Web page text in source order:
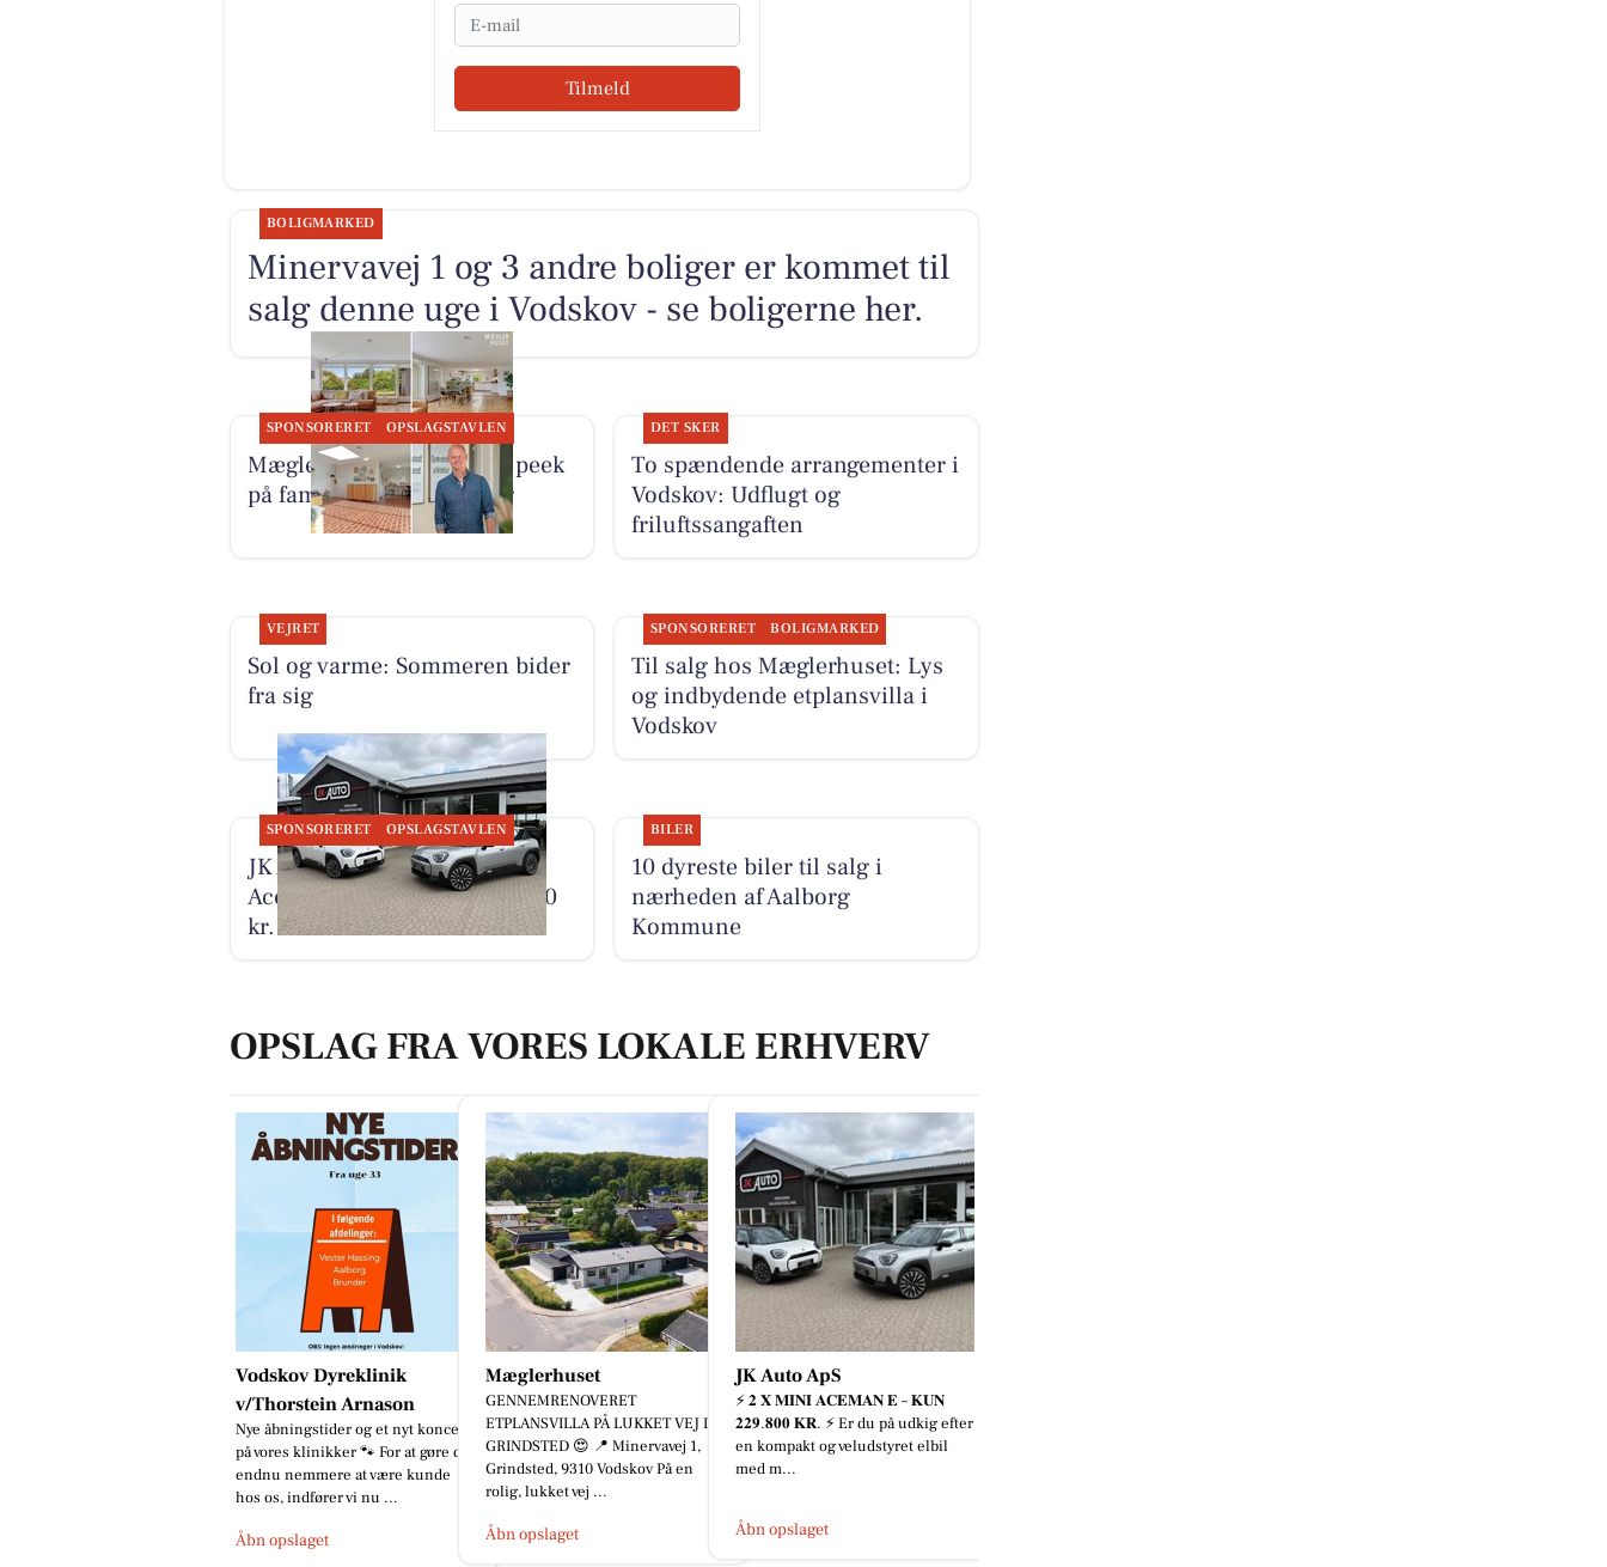
Email
Tilmeld
BOLIGMARKED
Minervavej 1 og 3 andre boliger er kommet til
salg denne uge i Vodskov - se boligerne her.
SPONSORERET OPSLAGSTAVLEN
Mæglerhuset giver sneak peek
på familievilla i Vestbjerg
DET SKER
To spændende arrangementer i
Vodskov: Udflugt og
friluftssangaften
VEJRET
Sol og varme: Sommeren bider
fra sig
SPONSORERET BOLIGMARKED
Til salg hos Mæglerhuset: Lys
og indbydende etplansvilla i
Vodskov
SPONSORERET OPSLAGSTAVLEN
JK Auto ApS har to MINI
Aceman E til salg for 229.800
kr.
BILER
10 dyreste biler til salg i
nærheden af Aalborg
Kommune
OPSLAG FRA VORES LOKALE ERHVERV
Vodskov Dyreklinik
v/Thorstein Arnason
Nye åbningstider og et nyt koncept
på vores klinikker 🐾 For at gøre det
endnu nemmere at være kunde
hos os, indfører vi nu ...
Åbn opslaget
Mæglerhuset
GENNEMRENOVERET
ETPLANSVILLA PÅ LUKKET VEJ I
GRINDSTED 😍 📍 Minervavej 1,
Grindsted, 9310 Vodskov På en
rolig, lukket vej ...
Åbn opslaget
JK Auto ApS
⚡️ 𝟐 𝐗 𝐌𝐈𝐍𝐈 𝐀𝐂𝐄𝐌𝐀𝐍 𝐄 – 𝐊𝐔𝐍
𝟐𝟐𝟗.𝟖𝟎𝟎 𝐊𝐑. ⚡️ Er du på udkig efter
en kompakt og veludstyret elbil
med m...
Åbn opslaget